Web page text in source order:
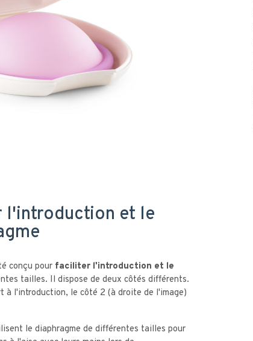
l'introduction et le
conçu pour faciliter l'introduction et le
tailles. Il dispose de deux côtés différents.
à l'introduction, le côté 2 (à droite de l'image)
le diaphragme de différentes tailles pour